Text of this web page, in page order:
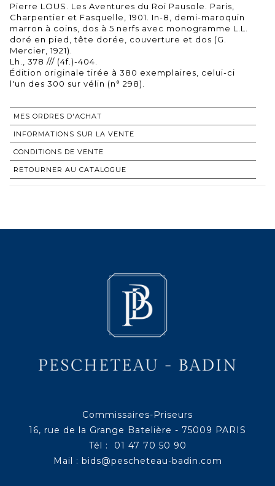
Pierre LOUS. Les Aventures du Roi Pausole. Paris,
Charpentier et Fasquelle, 1901. In-8, demi-maroquin
marron à coins, dos à 5 nerfs avec monogramme L.L.
doré en pied, tête dorée, couverture et dos (G.
Mercier, 1921).
Lh., 378 /// (4f.)-404.
Édition originale tirée à 380 exemplaires, celui-ci
MES ORDRES D'ACHAT
INFORMATIONS SUR LA VENTE
CONDITIONS DE VENTE
RETOURNER AU CATALOGUE
Commissaires-Priseurs
16, rue de la Grange Batelière - 75009 PARIS
Tél : 01 47 70 50 90
Mail : bids@pescheteau-badin.com